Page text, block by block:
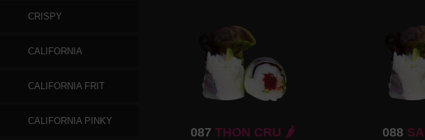
CRISPY
CALIFORNIA
CALIFORNIA FRIT
CALIFORNIA PINKY
087 THON CRU 🌶️ 088